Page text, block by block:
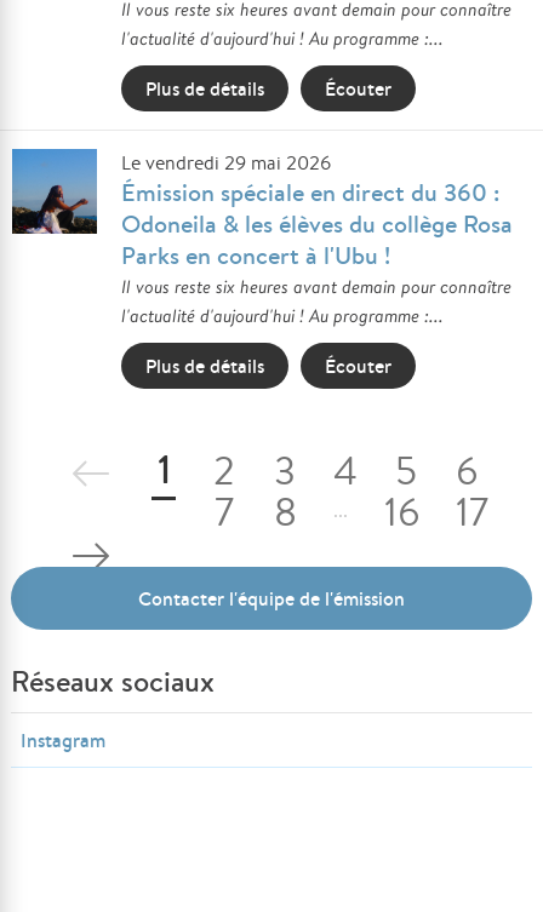
Il vous reste six heures avant demain pour connaître
l'actualité d'aujourd'hui ! Au programme :...
Plus de détails Écouter
Le vendredi 29 mai 2026
Émission spéciale en direct du 360 :
Odoneila & les élèves du collège Rosa
Parks en concert à l'Ubu !
Il vous reste six heures avant demain pour connaître
l'actualité d'aujourd'hui ! Au programme :...
Plus de détails Écouter
1 2 3 4 5
6
7
8 ... 16 17
Contacter l'équipe de l'émission
Réseaux sociaux
Instagram